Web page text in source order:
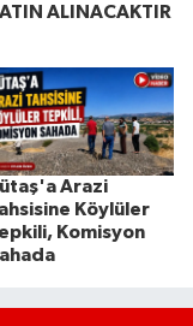
ALINACAKTIR
Arazi
Köylüler
Komisyon